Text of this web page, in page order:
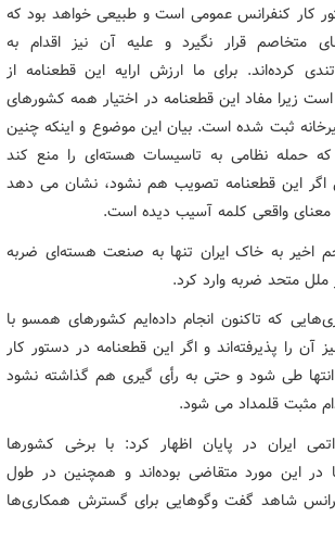
کار کنفرانس عمومی است و طبیعی خواهد بود که
متخاصم قرار نگیرد و علیه آن نیز اقدام به
کرده‌اند. برای ما ارزش ارایه این قطعنامه از
زیرا مفاد این قطعنامه در اختیار همه کشورهای
ثبت شده است. بیان این موضوع و اینکه چنین
که حمله نظامی به تاسیسات هسته‌ای را منع کند
این قطعنامه تصویب هم نشود، نشان می دهد
واقعی کلمه آسیب دیده است.
اخیر به خاک ایران تنها به صنعت هسته‌ای ضربه
ملل متحد ضربه وارد کرد.
که تاکنون انجام داده‌ایم کشورهای همسو با
آن را پذیرفته‌اند و اگر این قطعنامه در دستور کار
انتها طی شود و حتی به رأی گیری هم گذاشته نشود
مثبت قلمداد می شود.
ایران در پایان اظهار کرد: با برخی کشورها
این مورد متقاضی بوده‌اند و همچنین در طول
شاهد گفت وگوهایی برای گسترش همکاری‌ها